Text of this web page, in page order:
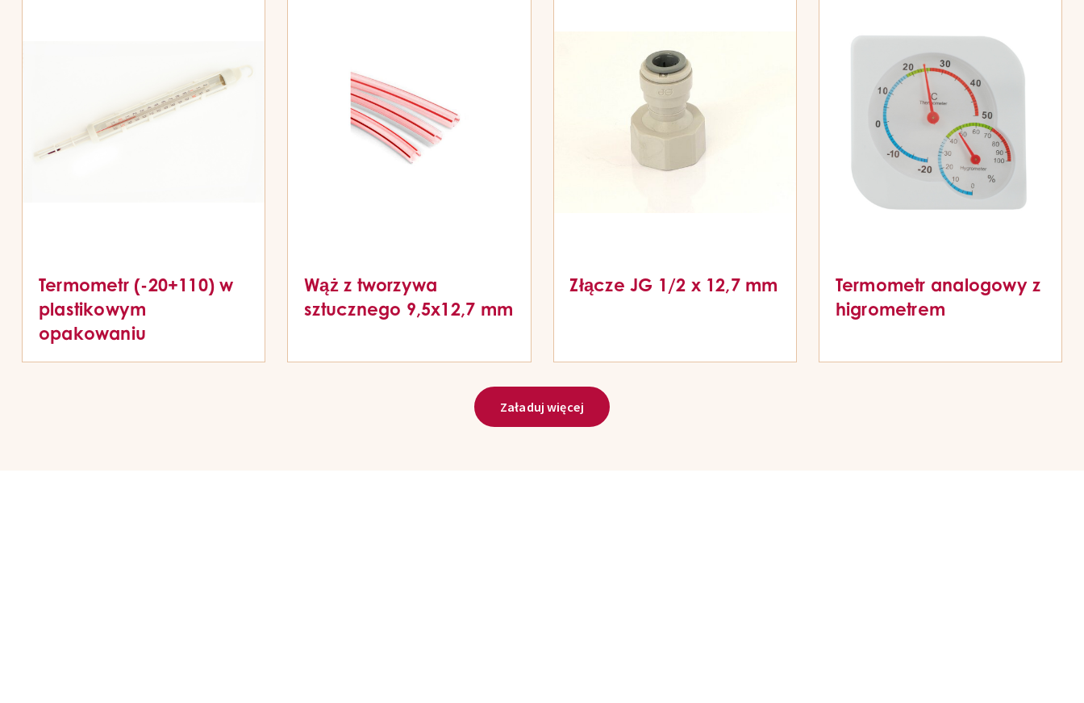
Termometr (-20+110) w
plastikowym
opakowaniu
Wąż z tworzywa
sztucznego 9,5x12,7 mm
Złącze JG 1/2 x 12,7 mm
Termometr analogowy z
higrometrem
Załaduj więcej